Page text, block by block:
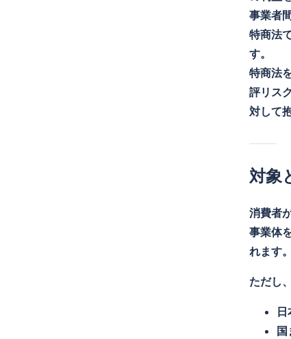
事業者
特商法
す。
特商法
評リス
対して
対象
消費者
事業体
れます。
ただし